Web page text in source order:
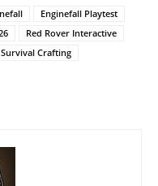
Enginefall Playtest
Red Rover Interactive
Survival Crafting